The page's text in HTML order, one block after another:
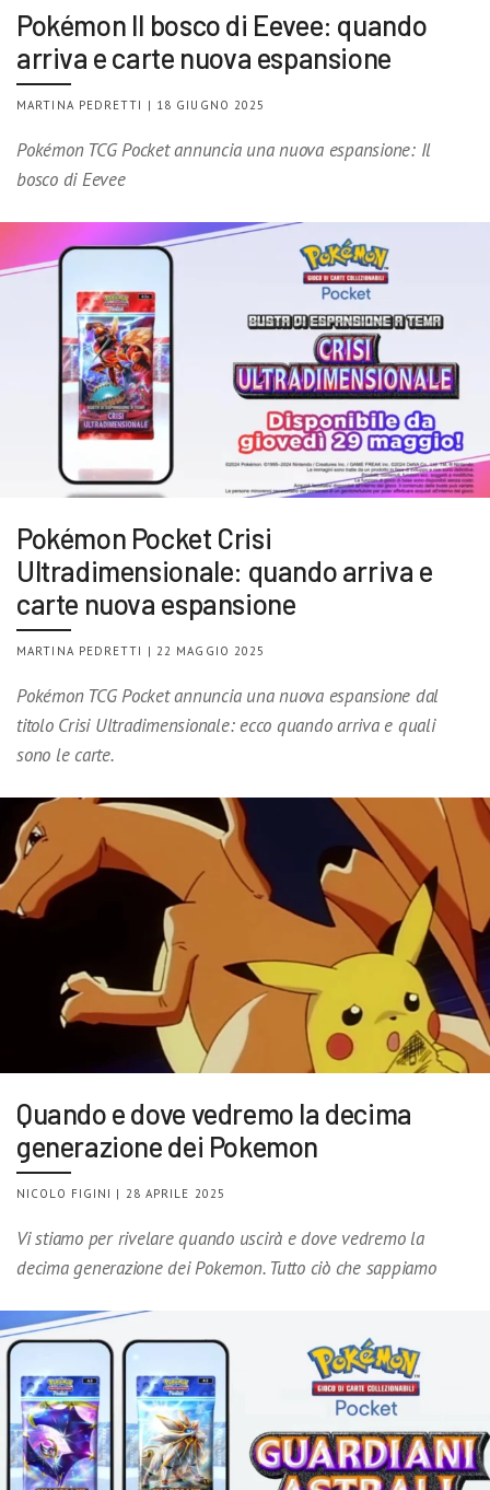
Pokémon Il bosco di Eevee: quando
arriva e carte nuova espansione
MARTINA PEDRETTI | 18 GIUGNO 2025
Pokémon TCG Pocket annuncia una nuova espansione: Il
bosco di Eevee
Pokémon Pocket Crisi
Ultradimensionale: quando arriva e
carte nuova espansione
MARTINA PEDRETTI | 22 MAGGIO 2025
Pokémon TCG Pocket annuncia una nuova espansione dal
titolo Crisi Ultradimensionale: ecco quando arriva e quali
sono le carte.
Quando e dove vedremo la decima
generazione dei Pokemon
NICOLO FIGINI | 28 APRILE 2025
Vi stiamo per rivelare quando uscirà e dove vedremo la
decima generazione dei Pokemon. Tutto ciò che sappiamo